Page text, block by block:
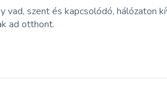
szent és kapcsolódó, hálózaton
ad otthont.